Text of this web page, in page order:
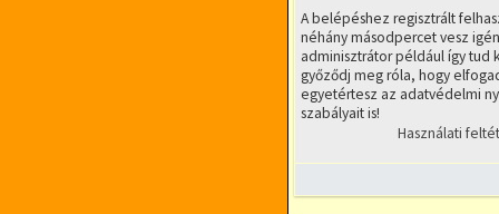
A belépéshez regisztrált
néhány másodpercet vesz
adminisztrátor például így tud
győződj meg róla, hogy
egyetértesz az adatvédelmi
szabályait is!
Használati